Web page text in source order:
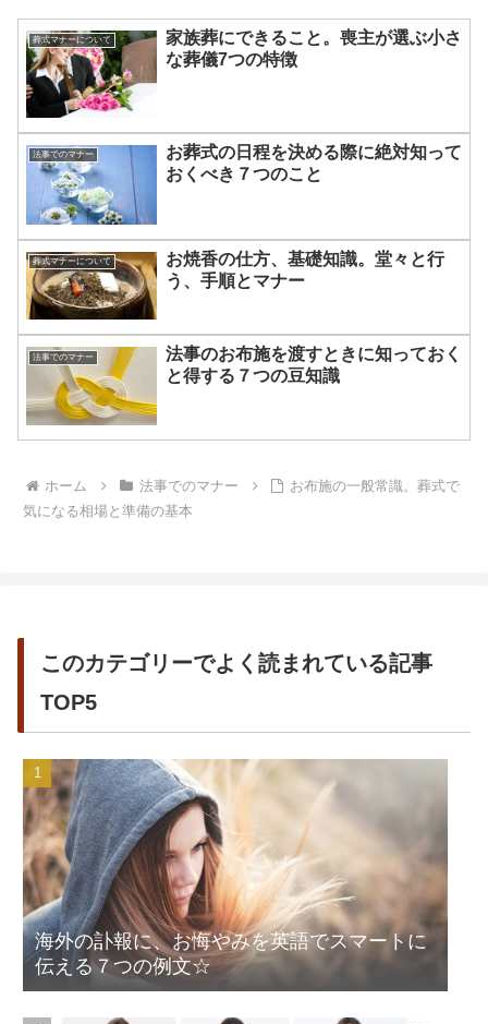
葬式マナーについて
家族葬にできること。喪主が選ぶ小さ
な葬儀7つの特徴
法事でのマナー
お葬式の日程を決める際に絶対知って
おくべき７つのこと
葬式マナーについて
お焼香の仕方、基礎知識。堂々と行
う、手順とマナー
法事でのマナー
法事のお布施を渡すときに知っておく
と得する７つの豆知識
ホーム 法事でのマナー
お布施の一般常識。葬式で
気になる相場と準備の基本
このカテゴリーでよく読まれている記事
TOP5
海外の訃報に、お悔やみを英語でスマートに
伝える７つの例文☆